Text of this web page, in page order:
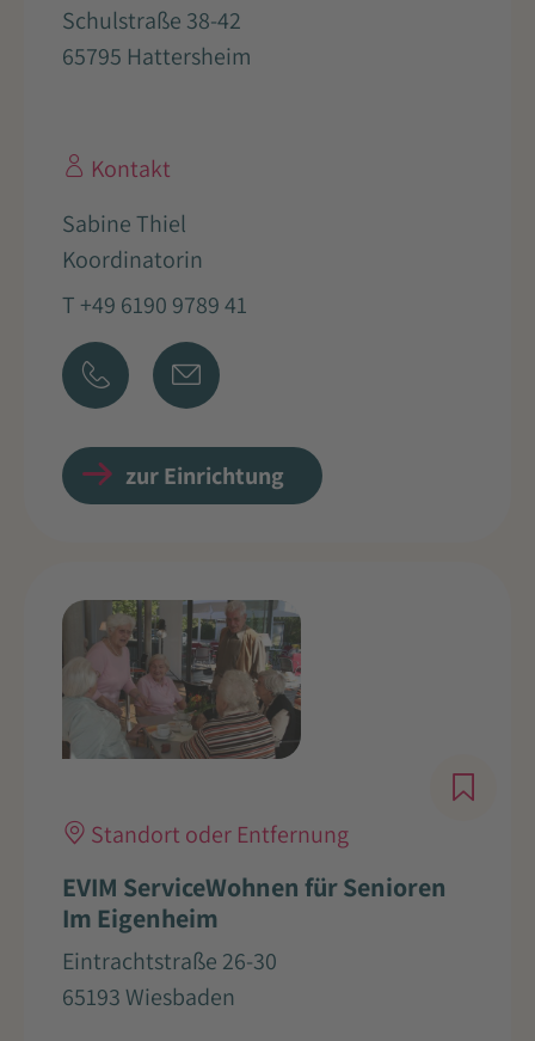
Schulstraße 38-42
65795 Hattersheim
Kontakt
Sabine Thiel
Koordinatorin
T +49 6190 9789 41
zur Einrichtung
Standort oder Entfernung
EVIM ServiceWohnen für Senioren
Im Eigenheim
Eintrachtstraße 26-30
65193 Wiesbaden